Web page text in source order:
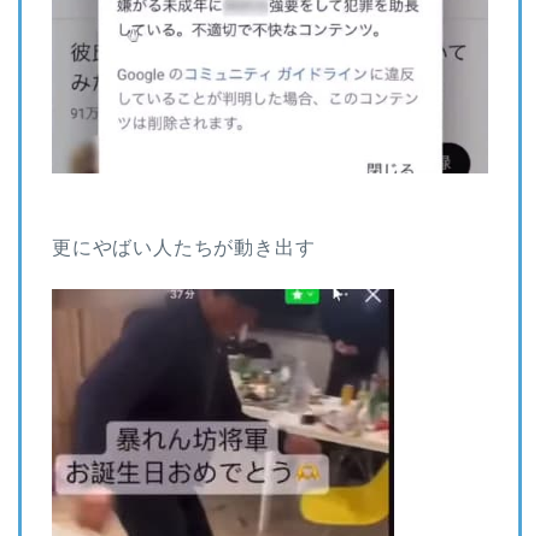
更にやばい人たちが動き出す